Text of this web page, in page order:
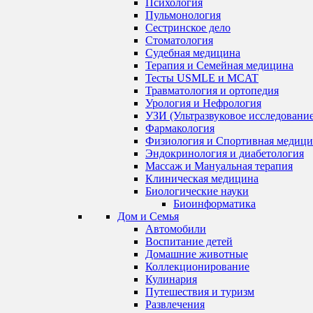
Психология
Пульмонология
Сестринское дело
Стоматология
Судебная медицина
Терапия и Семейная медицина
Тесты USMLE и MCAT
Травматология и ортопедия
Урология и Нефрология
УЗИ (Ультразвуковое
Фармакология
Физиология и Спортивная
Эндокринология и диабетология
Массаж и Мануальная терапия
Клиническая медицина
Биологические науки
Биоинформатика
Дом и Семья
Автомобили
Воспитание детей
Домашние животные
Коллекционирование
Кулинария
Путешествия и туризм
Развлечения